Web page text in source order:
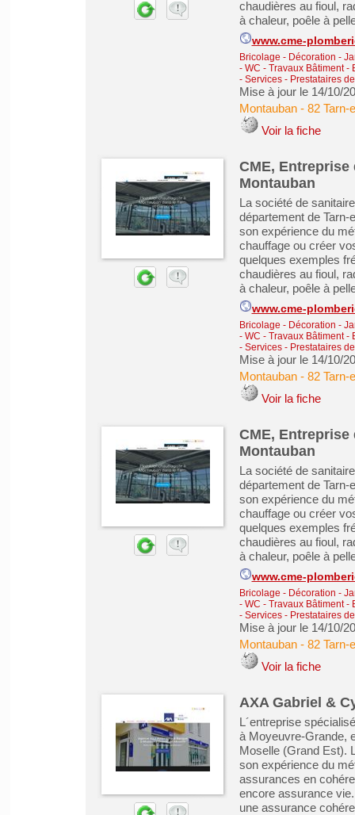
chaudières au fioul,
à chaleur, poêle à
www.cme-
Bricolage - Décoration -
- WC - Travaux Bâtiment -
- Services - Prestataires
Mise à jour le 14/10/
Montauban- 82 Tarn-
Voir la fiche
CME, Entreprise
Montauban
La société de
département de
son expérience du
chauffage ou créer
quelques exemples
chaudières au fioul,
à chaleur, poêle à
www.cme-
Bricolage - Décoration -
- WC - Travaux Bâtiment -
- Services - Prestataires
Mise à jour le 14/10/
Montauban- 82 Tarn-
Voir la fiche
CME, Entreprise
Montauban
La société de
département de
son expérience du
chauffage ou créer
quelques exemples
chaudières au fioul,
à chaleur, poêle à
www.cme-
Bricolage - Décoration -
- WC - Travaux Bâtiment -
- Services - Prestataires
Mise à jour le 14/10/
Montauban- 82 Tarn-
Voir la fiche
AXA Gabriel &
L´entreprise
à Moyeuvre-Grande,
Moselle (Grand Est).
son expérience du
assurances en
encore assurance
une assurance